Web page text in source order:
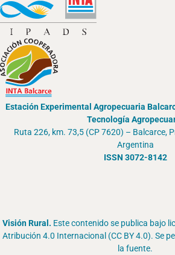
Estación Experimental Agropecuaria
Tecnología
Ruta 226, km. 73,5 (CP 7620) – Balcarce,
Argentina
ISSN 3072-8142
Visión Rural. Este contenido se publica bajo
Atribución 4.0 Internacional (CC BY 4.0). Se
la fuente.